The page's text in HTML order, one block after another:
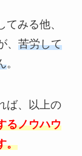
みる他、
苦労して
。
ば、以上の
るノウハウ
。